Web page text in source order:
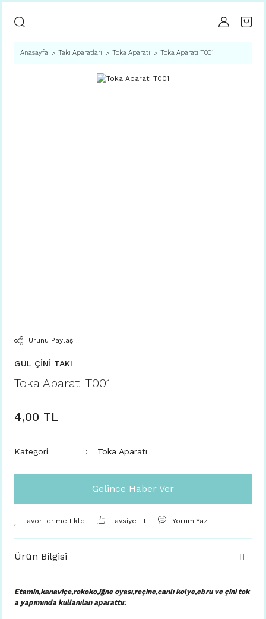
Anasayfa Takı Aparatları Toka Aparatı Toka Aparatı T001
Ürünü Paylaş
GÜL ÇİNİ TAKI
Toka Aparatı T001
4,00 TL
Kategori Toka Aparatı
Gelince Haber Ver
Tavsiye Et Yorum Yaz
Ürün Bilgisi
Etamin,kanaviçe,rokoko,iğne oyası,reçine,canlı kolye,ebru ve çini tok
a yapımında kullanılan aparattır.